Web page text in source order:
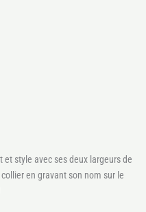
style avec ses deux largeurs de
en gravant son nom sur le